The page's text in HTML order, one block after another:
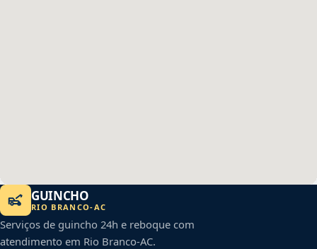
GUINCHO
RIO BRANCO-AC
Serviços de guincho 24h e reboque com
atendimento em Rio Branco-AC.